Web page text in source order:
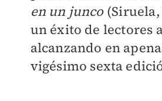
en un junco(Siruela,
un éxito de lectores
alcanzando en
vigésimo sexta